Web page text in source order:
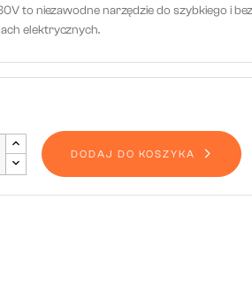
to niezawodne narzędzie do szybkiego i
elektrycznych.
DODAJ DO KOSZYKA